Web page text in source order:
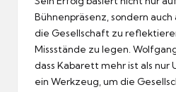
Bühnenpräsenz, sondern
die Gesellschaft zu
Missstände zu legen.
dass Kabarett mehr ist als nur
ein Werkzeug, um die